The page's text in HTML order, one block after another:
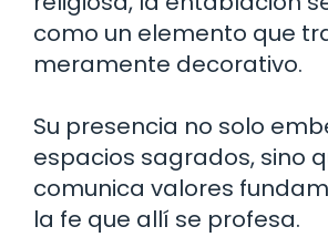
como un elemento que
meramente decorativo.
Su presencia no solo
espacios sagrados, sino
comunica valores
la fe que allí se profesa.